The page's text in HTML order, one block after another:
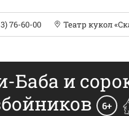
76-60-00 Театр кукол
Баба и
6+